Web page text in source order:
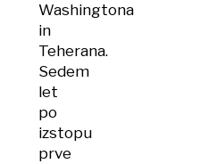
Washingtona
in
Teherana.
Sedem
let
po
izstopu
prve